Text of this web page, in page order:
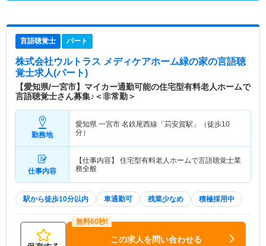
言語聴覚士 パート
株式会社ウルトラス メディケアホーム緑の家の言語聴
覚士求人(パート)
【愛知県/一宮市】マイカー通勤可能の住宅型有料老人ホームで
言語聴覚士さん募集♪＜非常勤＞
勤務地
愛知県 一宮市 名鉄尾西線「苅安賀駅」（徒歩10
分）
仕事内容
【仕事内容】 住宅型有料老人ホームで言語聴覚士業
務全般
駅から徒歩10分以内 車通勤可 残業少なめ 積極採用中
この求人を問い合わせる